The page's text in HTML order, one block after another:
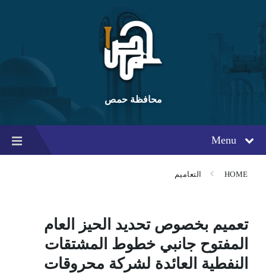
content
main
navigation
footer
محافظة حمص
Menu
HOME التعاميم
تعميم بخصوص تحديد الحيز العام
المفتوح جانبي خطوط المشتقات
النفطية العائدة لشركة محروقات